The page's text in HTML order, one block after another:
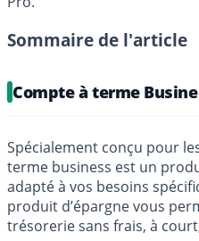
Sommaire de l'article
Compte à terme
Spécialement conçu pour
terme business est un
adapté à vos besoins
produit d’épargne vous
trésorerie sans frais, à